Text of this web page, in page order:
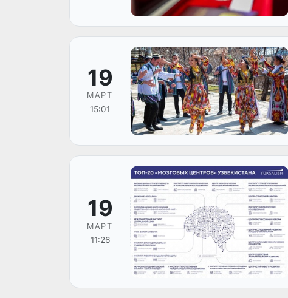
19
МАРТ
15:01
19
МАРТ
11:26